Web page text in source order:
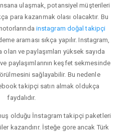
ulaşmak, potansiyel müşterileri
para kazanmak olası olacaktır. Bu
instagram doğal takipçi
araması sıkça yapılır. Instagram,
ve paylaşımları yüksek sayıda
paylaşımlarının keşfet sekmesinde
sağlayabilir. Bu nedenle
takipçi satın almak oldukça
faydalıdır.
olduğu İnstagram takipçi paketleri
kazandırır. İsteğe gore ancak Türk